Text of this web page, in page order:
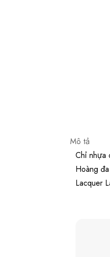
Mô tả
Chỉ nhựa
Hoàng
Lacquer